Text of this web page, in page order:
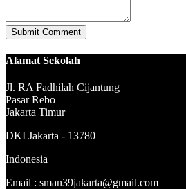
Alamat Sekolah
Jl. RA Fadhilah Cijantung
Pasar Rebo
Jakarta Timur
DKI Jakarta - 13780
Indonesia
Email : sman39jakarta@gmail.com